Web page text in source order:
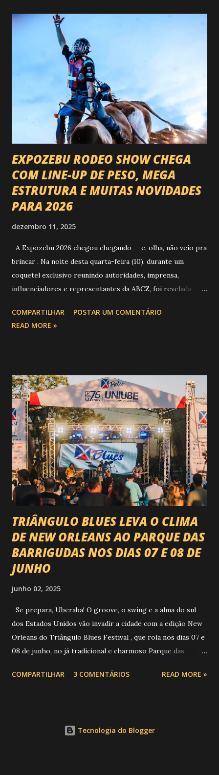
EXPOZEBU RODEO SHOW CHEGA
COM LINE-UP DE PESO, MEGA
ESTRUTURA E MUITAS NOVIDADES
PARA 2026
dezembro 11, 2025
A Expozebu 2026 chegou chegando — e, olha, não veio pra
brincar . Na noite desta quarta-feira (10), durante um
coquetel exclusivo reunindo autoridades, imprensa,
influenciadores e representantes da ABCZ, foi revelada
festa : a chegada do Campeonato de Montarias em Touros
do Circuito Rancho Primavera (CRP) , a maior companhia de
impacto é tão grande que o evento até mudou de nome:
agora é Expozebu Rodeo Shows . E não para por aí. Foto:
@circuitoranchoprimavera 🎤 LINE-UP NACIONAL QUE
VAI ESTREMECER O PARQUE Serão quatro noites , entre
24, 25, 30 de abril e 02 de maio , com oito atrações gigantes
da música brasileira , contemplando sertanejo, forró,
piseiro e sofrência nível hard: Gusttavo Lima Leonardo
Natanzinho Lima Jads & ...
COMPARTILHAR
POSTAR UM COMENTÁRIO
READ MORE »
TRIÂNGULO BLUES LEVA O CLIMA
DE NEW ORLEANS AO PARQUE DAS
BARRIGUDAS NOS DIAS 07 E 08 DE
JUNHO
junho 02, 2025
Se prepara, Uberaba! O groove, o swing e a alma do sul
dos Estados Unidos vão invadir a cidade com a edição New
Orleans do Triângulo Blues Festival , que rola nos dias 07 e
08 de junho, no já tradicional e charmoso Parque das
Foto: https://www.trianguloblues.com.br/ ATRAÇÕES DE
internacionais, gastronomia, cervejas artesanais, aquele
COMPARTILHAR 3 COMENTÁRIOS READ MORE »
Tecnologia do Blogger